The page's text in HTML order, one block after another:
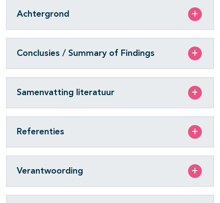
Achtergrond
Conclusies / Summary of Findings
Samenvatting literatuur
Referenties
Verantwoording